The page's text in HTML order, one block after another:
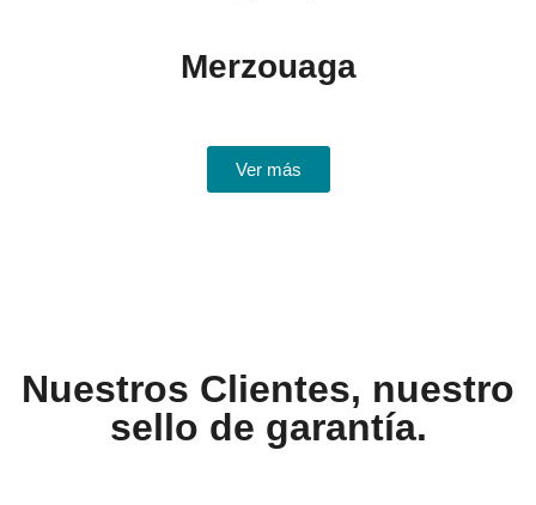
Merzouaga
Ver más
Nuestros Clientes, nuestro
sello de garantía.